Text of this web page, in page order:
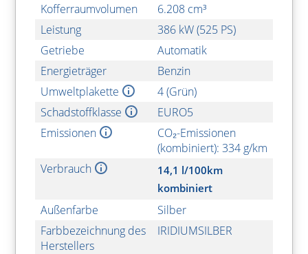
Kofferraumvolumen
6.208 cm³
Leistung
386 kW (525 PS)
Getriebe
Automatik
Energieträger
Benzin
Umweltplakette
4 (Grün)
Schadstoffklasse
EURO5
Emissionen
CO₂-Emissionen
(kombiniert): 334 g/km
Verbrauch
14,1 l/100km
kombiniert
Außenfarbe
Silber
Farbbezeichnung des
Herstellers
IRIDIUMSILBER